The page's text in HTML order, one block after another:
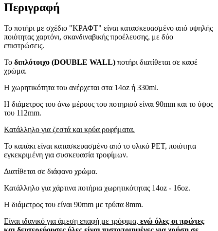
Περιγραφή
Το ποτήρι με σχέδιο "ΚΡΑΦΤ" είναι κατασκευασμένο από υψηλής
ποιότητας χαρτόνι, σκανδιναβικής προέλευσης, με δύο
επιστρώσεις.
Το διπλότοιχο (DOUBLE WALL) ποτήρι διατίθεται σε καφέ
χρώμα.
Η χωρητικότητα του ανέρχεται στα 14oz ή 330ml.
Η διάμετρος του άνω μέρους του ποτηριού είναι 90mm και το ύψος
του 112mm.
Κατάλληλο για ζεστά και κρύα ροφήματα.
Το καπάκι είναι κατασκευασμένο από το υλικό PET, ποιότητα
εγκεκριμένη για συσκευασία τροφίμων.
Διατίθεται σε διάφανο χρώμα.
Κατάλληλο για χάρτινα ποτήρια χωρητικότητας 14oz - 16oz.
Η διάμετρος του είναι 90mm με τρύπα 8mm.
Eίναι ιδανικό για άμεση επαφή με τρόφιμα, ενώ όλες οι πρώτες